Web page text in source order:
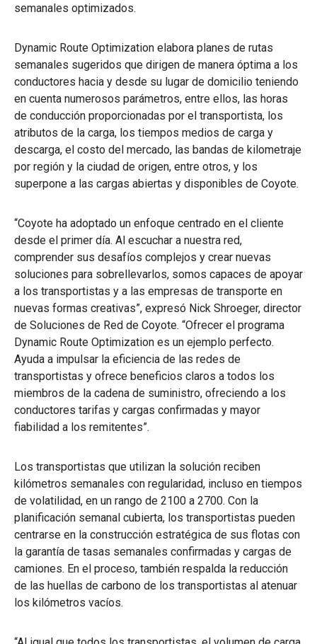
semanales optimizados.
Dynamic Route Optimization elabora planes de rutas
semanales sugeridos que dirigen de manera óptima a los
conductores hacia y desde su lugar de domicilio teniendo
en cuenta numerosos parámetros, entre ellos, las horas
de conducción proporcionadas por el transportista, los
atributos de la carga, los tiempos medios de carga y
descarga, el costo del mercado, las bandas de kilometraje
por región y la ciudad de origen, entre otros, y los
superpone a las cargas abiertas y disponibles de Coyote.
“Coyote ha adoptado un enfoque centrado en el cliente
desde el primer día. Al escuchar a nuestra red,
comprender sus desafíos complejos y crear nuevas
soluciones para sobrellevarlos, somos capaces de apoyar
a los transportistas y a las empresas de transporte en
nuevas formas creativas”, expresó Nick Shroeger, director
de Soluciones de Red de Coyote. “Ofrecer el programa
Dynamic Route Optimization es un ejemplo perfecto.
Ayuda a impulsar la eficiencia de las redes de
transportistas y ofrece beneficios claros a todos los
miembros de la cadena de suministro, ofreciendo a los
conductores tarifas y cargas confirmadas y mayor
fiabilidad a los remitentes”.
Los transportistas que utilizan la solución reciben
kilómetros semanales con regularidad, incluso en tiempos
de volatilidad, en un rango de 2100 a 2700. Con la
planificación semanal cubierta, los transportistas pueden
centrarse en la construcción estratégica de sus flotas con
la garantía de tasas semanales confirmadas y cargas de
camiones. En el proceso, también respalda la reducción
de las huellas de carbono de los transportistas al atenuar
los kilómetros vacíos.